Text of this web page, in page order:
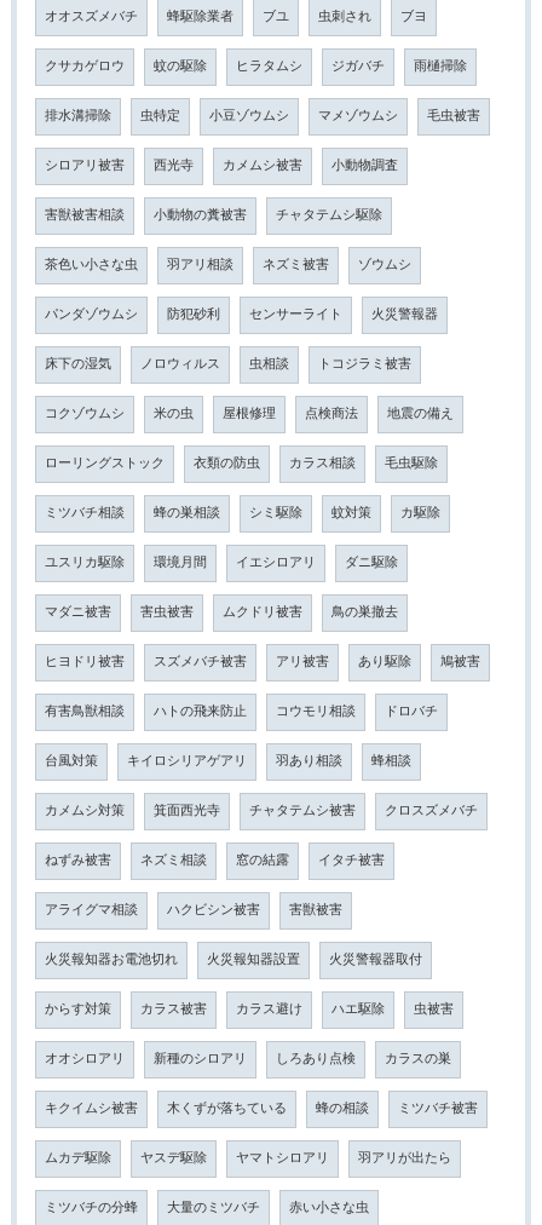
オオスズメバチ 蜂駆除業者 ブユ 虫刺され ブヨ
クサカゲロウ 蚊の駆除 ヒラタムシ ジガバチ 雨樋掃除
排水溝掃除 虫特定 小豆ゾウムシ マメゾウムシ 毛虫被害
シロアリ被害 西光寺 カメムシ被害 小動物調査
害獣被害相談 小動物の糞被害 チャタテムシ駆除
茶色い小さな虫 羽アリ相談 ネズミ被害 ゾウムシ
パンダゾウムシ 防犯砂利 センサーライト 火災警報器
床下の湿気 ノロウィルス 虫相談 トコジラミ被害
コクゾウムシ 米の虫 屋根修理 点検商法 地震の備え
ローリングストック 衣類の防虫 カラス相談 毛虫駆除
ミツバチ相談 蜂の巣相談 シミ駆除 蚊対策 カ駆除
ユスリカ駆除 環境月間 イエシロアリ ダニ駆除
マダニ被害 害虫被害 ムクドリ被害 鳥の巣撤去
ヒヨドリ被害 スズメバチ被害 アリ被害 あり駆除 鳩被害
有害鳥獣相談 ハトの飛来防止 コウモリ相談 ドロバチ
台風対策 キイロシリアゲアリ 羽あり相談 蜂相談
カメムシ対策 箕面西光寺 チャタテムシ被害 クロスズメバチ
ねずみ被害 ネズミ相談 窓の結露 イタチ被害
アライグマ相談 ハクビシン被害 害獣被害
火災報知器お電池切れ 火災報知器設置 火災警報器取付
からす対策 カラス被害 カラス避け ハエ駆除 虫被害
オオシロアリ 新種のシロアリ しろあり点検 カラスの巣
キクイムシ被害 木くずが落ちている 蜂の相談 ミツバチ被害
ムカデ駆除 ヤスデ駆除 ヤマトシロアリ 羽アリが出たら
ミツバチの分蜂 大量のミツバチ 赤い小さな虫